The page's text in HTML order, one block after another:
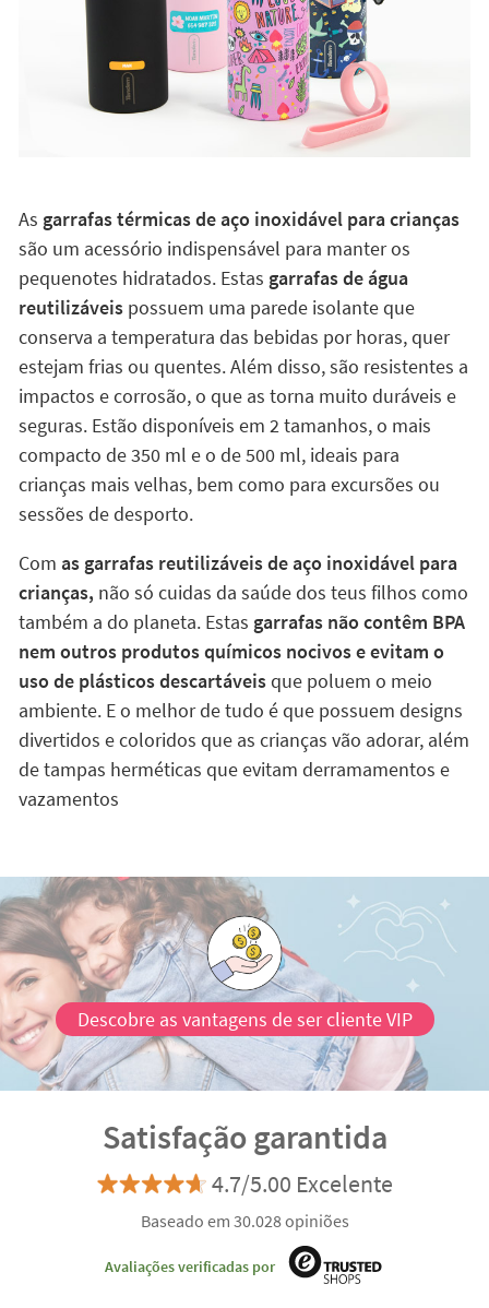
As garrafas térmicas de aço inoxidável para crianças
são um acessório indispensável para manter os
pequenotes hidratados. Estas garrafas de água
reutilizáveispossuem uma parede isolante que
conserva a temperatura das bebidas por horas, quer
estejam frias ou quentes. Além disso, são resistentes a
impactos e corrosão, o que as torna muito duráveis e
seguras. Estão disponíveis em 2 tamanhos, o mais
compacto de 350 ml e o de 500 ml, ideais para
crianças mais velhas, bem como para excursões ou
sessões de desporto.
Com as garrafas reutilizáveis de aço inoxidável para
crianças, não só cuidas da saúde dos teus filhos como
também a do planeta. Estas garrafas não contêm BPA
nem outros produtos químicos nocivos e evitam o
uso de plásticos descartáveisque poluem o meio
ambiente. E o melhor de tudo é que possuem designs
divertidos e coloridos que as crianças vão adorar, além
de tampas herméticas que evitam derramamentos e
vazamentos
Descobre as vantagens de ser cliente VIP
Satisfação garantida
4.7/5.00 Excelente
Baseado em 30.028 opiniões
Avaliações verificadas por